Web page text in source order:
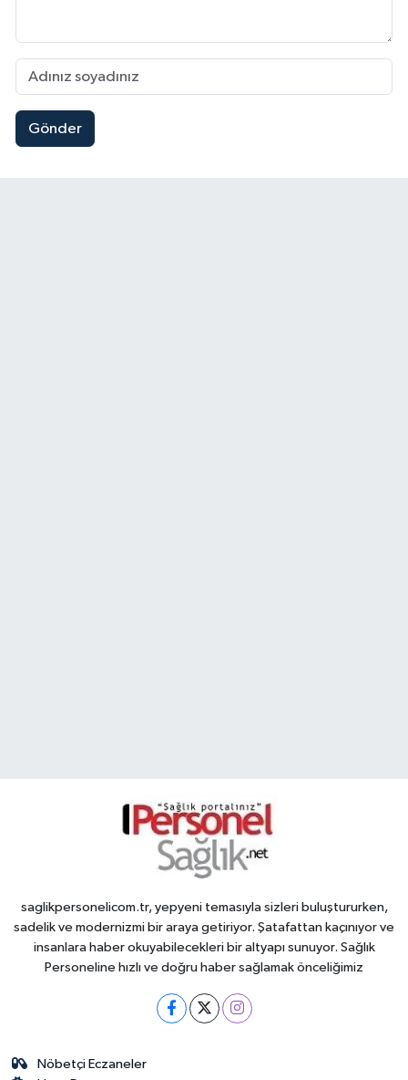
Gönder
saglikpersonelicom.tr, yepyeni temasıyla sizleri buluştururken,
sadelik ve modernizmi bir araya getiriyor. Şatafattan kaçınıyor ve
insanlara haber okuyabilecekleri bir altyapı sunuyor. Sağlık
Personeline hızlı ve doğru haber sağlamak önceliğimiz
Nöbetçi Eczaneler